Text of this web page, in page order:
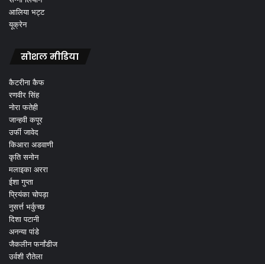
आलिया भट्ट
यूक्रेन
सोशल मीडिया
कैटरीना कैफ
रणवीर सिंह
नोरा फतेही
जान्हवी कपूर
उर्फी जावेद
किआरा अडवाणी
कृति सनोन
मलाइका अररा
ईशा गुप्ता
प्रियंका चोपड़ा
नुसर्त्त भर्कुच्छ
दिशा पटानी
अनन्या पांडे
जैकलीन फर्नांडीज
उर्वशी रौतेला